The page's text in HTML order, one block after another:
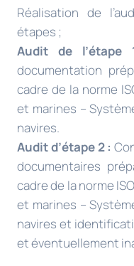
Réalisation de
étapes ;
Audit de l’étape
documentation
cadre de la norme
et marines –
navires.
Audit d’étape 2 :
documentaires
cadre de la norme
et marines –
navires et
et éventuellement